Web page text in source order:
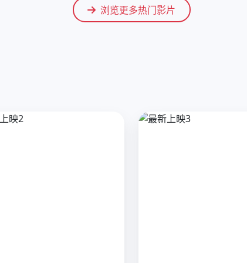
浏览更多热门影片